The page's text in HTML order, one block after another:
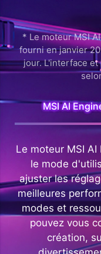
* Le moteur MSI
fourni en janvier
jour. L'interface
MSI AI
Le moteur MSI
le mode
ajuster les
meilleures
modes et
pouvez vous
création,